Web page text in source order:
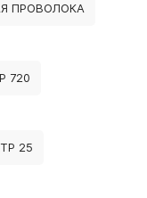
ПРОВОЛОКА
720
25